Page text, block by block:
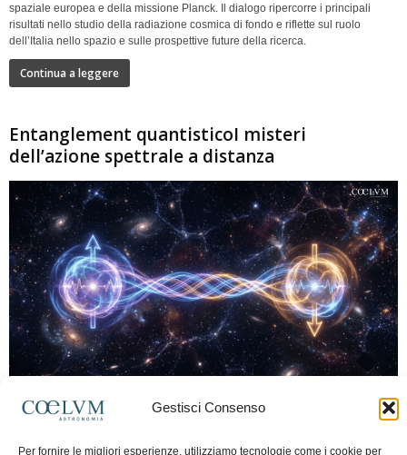
Gestisci Consenso
Per fornire le migliori esperienze, utilizziamo tecnologie come i cookie per
spaziale europea e della missione Planck. Il dialogo ripercorre i principali
risultati nello studio della radiazione cosmica di fondo e riflette sul ruolo
dell’Italia nello spazio e sulle prospettive future della ricerca.
Continua a leggere
Entanglement quantisticoI misteri
dell’azione spettrale a distanza
Marco Lorrai - 15 Giugno 2026 0
moderna: due particelle possono mostrare correlazioni che sembrano ignorare